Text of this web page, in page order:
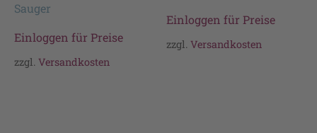
Sauger
Einloggen für Preise
zzgl. Versandkosten
Einloggen für Preise
zzgl.Versandkosten